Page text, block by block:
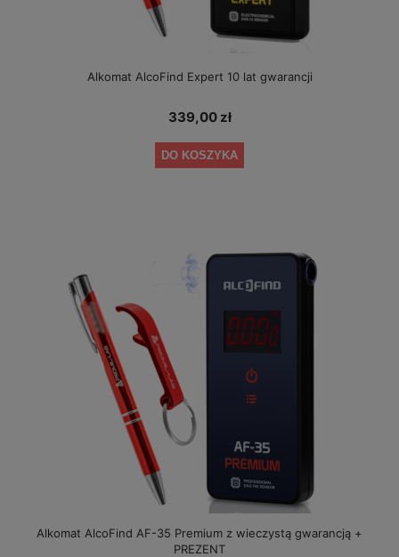
Alkomat AlcoFind Expert 10 lat gwarancji
339,00 zł
DO KOSZYKA
Alkomat AlcoFind AF-35 Premium z wieczystą gwarancją +
PREZENT